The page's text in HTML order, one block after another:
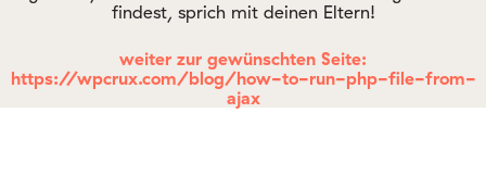
findest, sprich mit deinen Eltern!
weiter zur gewünschten Seite:
https://wpcrux.com/blog/how-to-run-php-file-from-
ajax